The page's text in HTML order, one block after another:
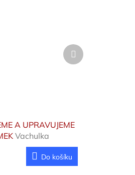
A UPRAVUJEME
Vachulka
Do košíku
Další
produkt